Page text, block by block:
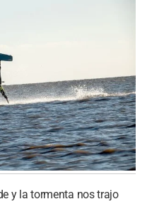
y la tormenta nos trajo